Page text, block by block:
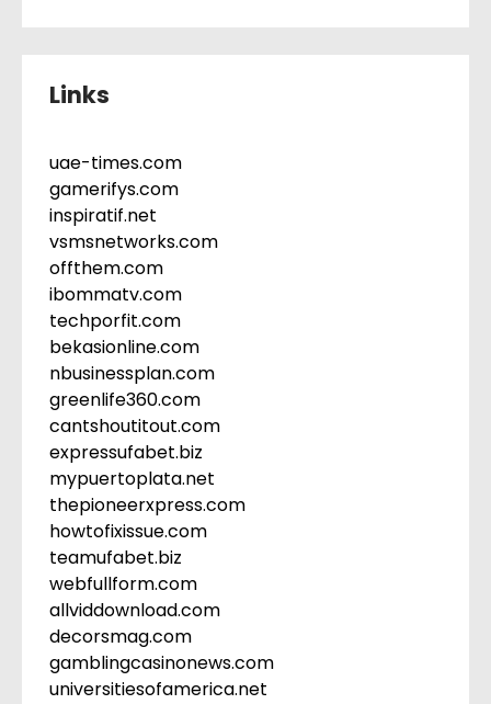
Links
uae-times.com
gamerifys.com
inspiratif.net
vsmsnetworks.com
offthem.com
ibommatv.com
techporfit.com
bekasionline.com
nbusinessplan.com
greenlife360.com
cantshoutitout.com
expressufabet.biz
mypuertoplata.net
thepioneerxpress.com
howtofixissue.com
teamufabet.biz
webfullform.com
allviddownload.com
decorsmag.com
gamblingcasinonews.com
universitiesofamerica.net